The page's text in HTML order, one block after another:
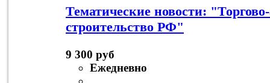
Тематические новости:
строительство РФ"
9 300 руб
Ежедневно